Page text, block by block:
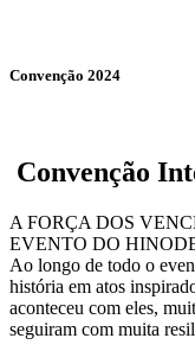
Convenção 2024
Convenção
A FORÇA DOS
EVENTO DO
Ao longo de todo o
história em atos
aconteceu com eles,
seguiram com muita